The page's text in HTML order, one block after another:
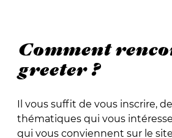
Comment
greeter ?
Il vous suffit de vous inscrire,
thématiques qui vous
qui vous conviennent sur le site